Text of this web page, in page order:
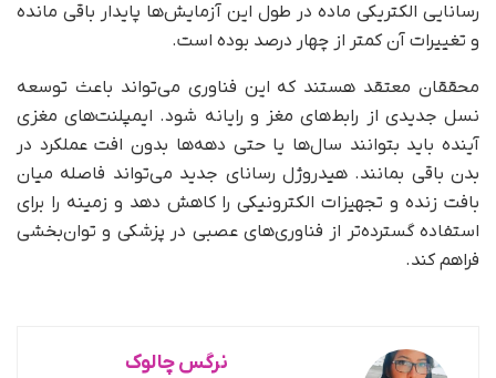
رسانایی الکتریکی ماده در طول این آزمایش‌ها پایدار باقی مانده
و تغییرات آن کمتر از چهار درصد بوده است.
محققان معتقد هستند که این فناوری می‌تواند باعث توسعه
نسل جدیدی از رابط‌های مغز و رایانه شود. ایمپلنت‌های مغزی
آینده باید بتوانند سال‌ها یا حتی دهه‌ها بدون افت عملکرد در
بدن باقی بمانند. هیدروژل رسانای جدید می‌تواند فاصله میان
بافت زنده و تجهیزات الکترونیکی را کاهش دهد و زمینه را برای
استفاده گسترده‌تر از فناوری‌های عصبی در پزشکی و توان‌بخشی
فراهم کند.
نرگس چالوک